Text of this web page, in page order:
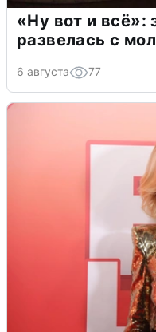
«Ну вот и всё»:
развелась с
6 августа 77